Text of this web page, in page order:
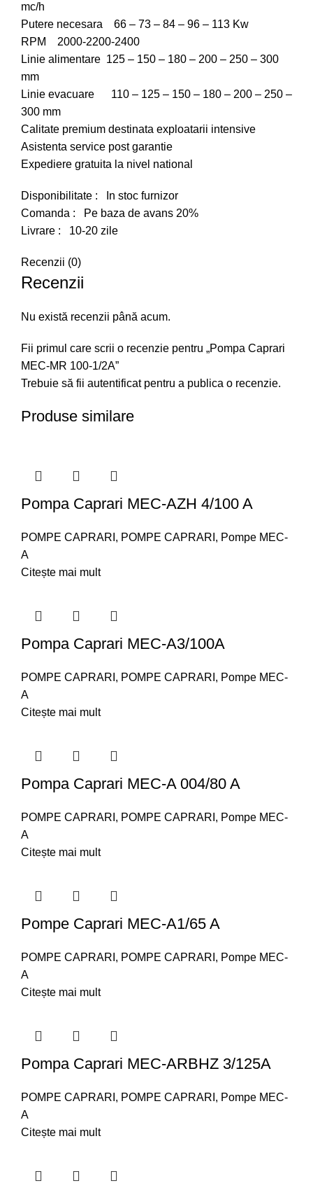
mc/h
Putere necesara 66 – 73 – 84 – 96 – 113 Kw
RPM 2000-2200-2400
Linie alimentare 125 – 150 – 180 – 200 – 250 – 300
mm
Linie evacuare 110 – 125 – 150 – 180 – 200 – 250 –
300 mm
Calitate premium destinata exploatarii intensive
Asistenta service post garantie
Expediere gratuita la nivel national
Disponibilitate : In stoc furnizor
Comanda : Pe baza de avans 20%
Livrare : 10-20 zile
Recenzii (0)
Recenzii
Nu există recenzii până acum.
Fii primul care scrii o recenzie pentru „Pompa Caprari
MEC-MR 100-1/2A”
Trebuie să fii autentificatpentru a publica o recenzie.
Produse similare
Pompa Caprari MEC-AZH 4/100 A
POMPE CAPRARI , POMPE CAPRARI , Pompe MEC-
A
Citește mai mult
Pompa Caprari MEC-A3/100A
POMPE CAPRARI , POMPE CAPRARI , Pompe MEC-
A
Citește mai mult
Pompa Caprari MEC-A 004/80 A
POMPE CAPRARI , POMPE CAPRARI , Pompe MEC-
A
Citește mai mult
Pompe Caprari MEC-A1/65 A
POMPE CAPRARI , POMPE CAPRARI , Pompe MEC-
A
Citește mai mult
Pompa Caprari MEC-ARBHZ 3/125A
POMPE CAPRARI , POMPE CAPRARI , Pompe MEC-
A
Citește mai mult